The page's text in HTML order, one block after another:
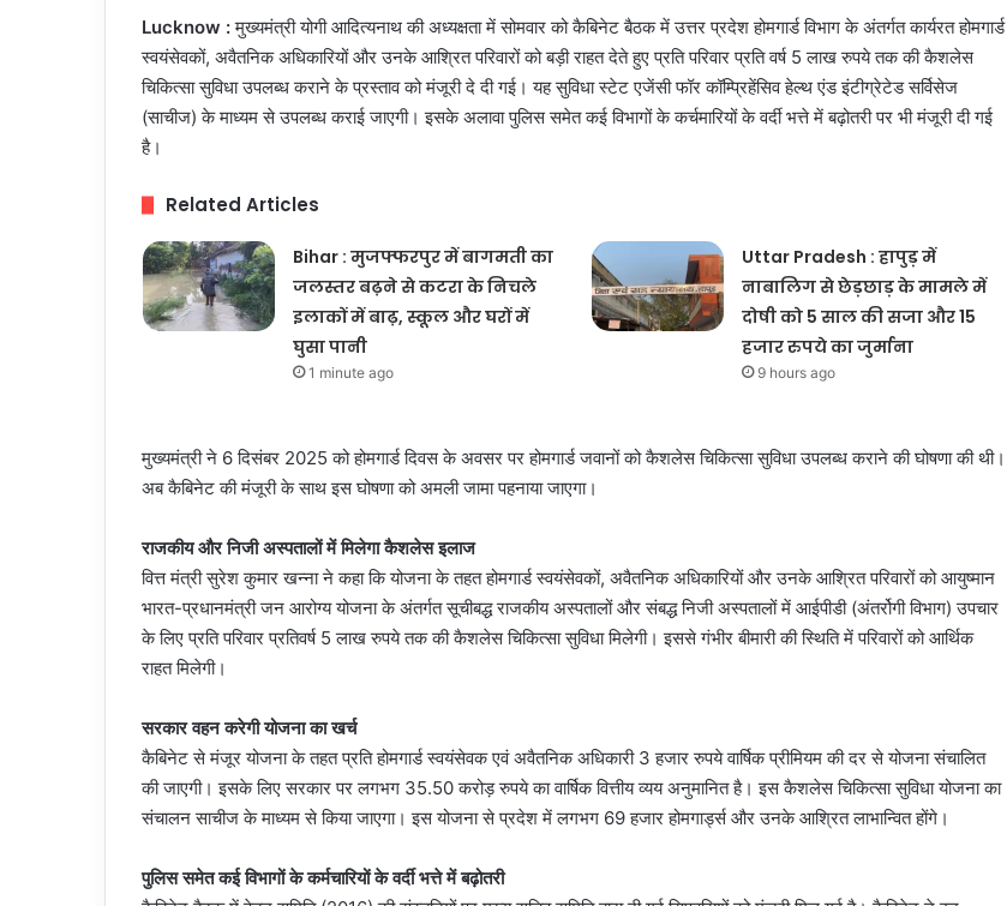
Lucknow :मुख्यमंत्री योगी आदित्यनाथ की अध्यक्षता में सोमवार को कैबिनेट बैठक में उत्तर प्रदेश होमगार्ड विभाग के अंतर्गत कार्यरत होमगार्ड
स्वयंसेवकों, अवैतनिक अधिकारियों और उनके आश्रित परिवारों को बड़ी राहत देते हुए प्रति परिवार प्रति वर्ष 5 लाख रुपये तक की कैशलेस
चिकित्सा सुविधा उपलब्ध कराने के प्रस्ताव को मंजूरी दे दी गई। यह सुविधा स्टेट एजेंसी फॉर कॉम्प्रिहेंसिव हेल्थ एंड इंटीग्रेटेड सर्विसेज
(साचीज) के माध्यम से उपलब्ध कराई जाएगी। इसके अलावा पुलिस समेत कई विभागों के कर्चमारियों के वर्दी भत्ते में बढ़ोतरी पर भी मंजूरी दी गई
है।
Related Articles
Bihar : मुजफ्फरपुर में बागमती का
जलस्तर बढ़ने से कटरा के निचले
इलाकों में बाढ़, स्कूल और घरों में
घुसा पानी
1 minute ago
Uttar Pradesh : हापुड़ में
नाबालिग से छेड़छाड़ के मामले में
दोषी को 5 साल की सजा और 15
हजार रुपये का जुर्माना
9 hours ago
मुख्यमंत्री ने 6 दिसंबर 2025 को होमगार्ड दिवस के अवसर पर होमगार्ड जवानों को कैशलेस चिकित्सा सुविधा उपलब्ध कराने की घोषणा की थी।
अब कैबिनेट की मंजूरी के साथ इस घोषणा को अमली जामा पहनाया जाएगा।
राजकीय और निजी अस्पतालों में मिलेगा कैशलेस इलाज
वित्त मंत्री सुरेश कुमार खन्ना ने कहा कि योजना के तहत होमगार्ड स्वयंसेवकों, अवैतनिक अधिकारियों और उनके आश्रित परिवारों को आयुष्मान
भारत-प्रधानमंत्री जन आरोग्य योजना के अंतर्गत सूचीबद्ध राजकीय अस्पतालों और संबद्ध निजी अस्पतालों में आईपीडी (अंतर्रोगी विभाग) उपचार
के लिए प्रति परिवार प्रतिवर्ष 5 लाख रुपये तक की कैशलेस चिकित्सा सुविधा मिलेगी। इससे गंभीर बीमारी की स्थिति में परिवारों को आर्थिक
राहत मिलेगी।
सरकार वहन करेगी योजना का खर्च
कैबिनेट से मंजूर योजना के तहत प्रति होमगार्ड स्वयंसेवक एवं अवैतनिक अधिकारी 3 हजार रुपये वार्षिक प्रीमियम की दर से योजना संचालित
की जाएगी। इसके लिए सरकार पर लगभग 35.50 करोड़ रुपये का वार्षिक वित्तीय व्यय अनुमानित है। इस कैशलेस चिकित्सा सुविधा योजना का
संचालन साचीज के माध्यम से किया जाएगा। इस योजना से प्रदेश में लगभग 69 हजार होमगार्ड्स और उनके आश्रित लाभान्वित होंगे।
पुलिस समेत कई विभागों के कर्मचारियों के वर्दी भत्ते में बढ़ोतरी